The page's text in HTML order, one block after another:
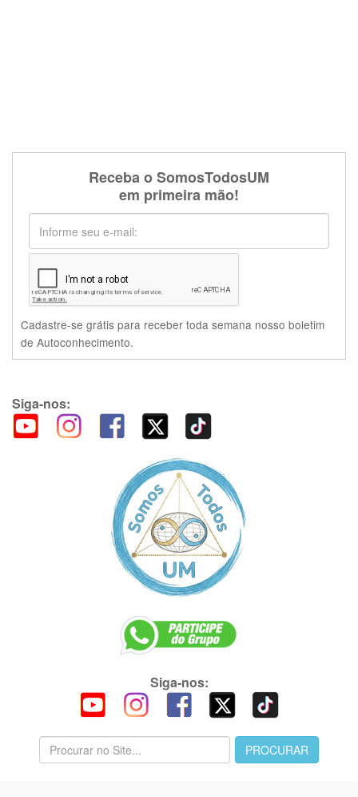
Receba o SomosTodosUM
em primeira mão!
Cadastre-se grátis para receber toda semana nosso boletim
de Autoconhecimento.
Siga-nos:
Siga-nos: